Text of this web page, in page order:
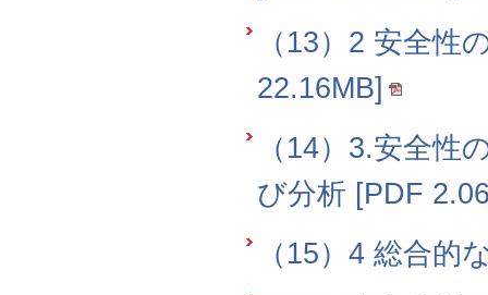
（13）2 安全性
22.16MB]
（14）3.安全性
び分析 [PDF
（15）4 総合的